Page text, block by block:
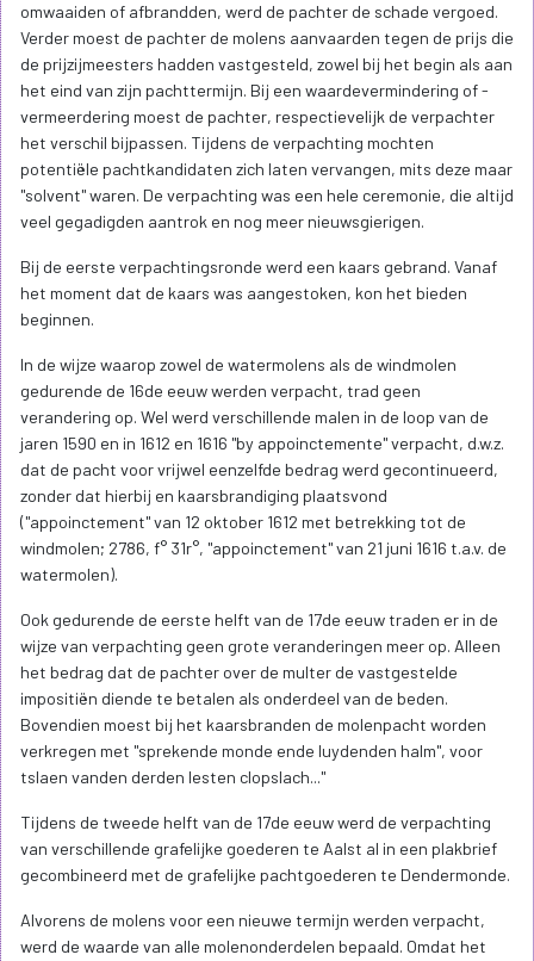
omwaaiden of afbrandden, werd de pachter de schade vergoed.
Verder moest de pachter de molens aanvaarden tegen de prijs die
de prijzijmeesters hadden vastgesteld, zowel bij het begin als aan
het eind van zijn pachttermijn. Bij een waardevermindering of -
vermeerdering moest de pachter, respectievelijk de verpachter
het verschil bijpassen. Tijdens de verpachting mochten
potentiële pachtkandidaten zich laten vervangen, mits deze maar
"solvent" waren. De verpachting was een hele ceremonie, die altijd
veel gegadigden aantrok en nog meer nieuwsgierigen.
Bij de eerste verpachtingsronde werd een kaars gebrand. Vanaf
het moment dat de kaars was aangestoken, kon het bieden
beginnen.
In de wijze waarop zowel de watermolens als de windmolen
gedurende de 16de eeuw werden verpacht, trad geen
verandering op. Wel werd verschillende malen in de loop van de
jaren 1590 en in 1612 en 1616 "by appoinctemente" verpacht, d.w.z.
dat de pacht voor vrijwel eenzelfde bedrag werd gecontinueerd,
zonder dat hierbij en kaarsbrandiging plaatsvond
("appoinctement" van 12 oktober 1612 met betrekking tot de
windmolen; 2786, f° 31r°, "appoinctement" van 21 juni 1616 t.a.v. de
watermolen).
Ook gedurende de eerste helft van de 17de eeuw traden er in de
wijze van verpachting geen grote veranderingen meer op. Alleen
het bedrag dat de pachter over de multer de vastgestelde
impositiën diende te betalen als onderdeel van de beden.
Bovendien moest bij het kaarsbranden de molenpacht worden
verkregen met "sprekende monde ende luydenden halm", voor
tslaen vanden derden lesten clopslach..."
Tijdens de tweede helft van de 17de eeuw werd de verpachting
van verschillende grafelijke goederen te Aalst al in een plakbrief
gecombineerd met de grafelijke pachtgoederen te Dendermonde.
Alvorens de molens voor een nieuwe termijn werden verpacht,
werd de waarde van alle molenonderdelen bepaald. Omdat het